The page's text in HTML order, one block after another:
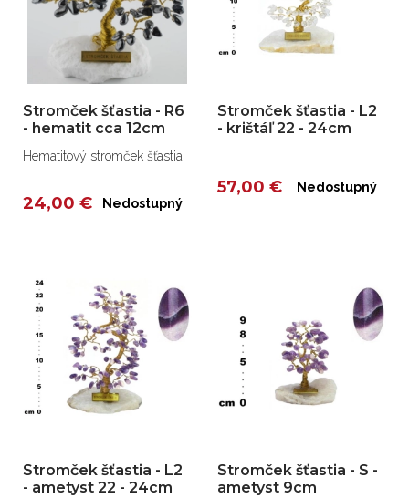
Stromček šťastia - R6
- hematit cca 12cm
Hematitový stromček šťastia
24,00 € Nedostupný
Stromček šťastia - L2
- krištáľ 22 - 24cm
57,00 € Nedostupný
Stromček šťastia - L2
- ametyst 22 - 24cm
Stromček šťastia - S -
ametyst 9cm